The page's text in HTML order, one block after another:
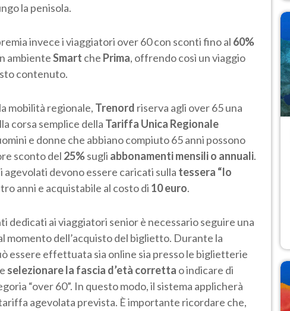
la penisola.
invece i viaggiatori over 60 con sconti fino al 60%
ambienteSmart che Prima, offrendo così un viaggio
contenuto.
mobilità regionale, Trenord riserva agli over 65 una
corsa semplice della Tariffa Unica Regionale
e donne che abbiano compiuto 65 anni possono
sconto del 25%sugli abbonamenti mensili o annuali.
devono essere caricati sulla tessera “Io
anni e acquistabile al costo di 10 euro.
dedicati ai viaggiatori senior è necessario seguire una
momento dell’acquisto del biglietto. Durante la
essere effettuata sia online sia presso le biglietterie
selezionare la fascia d’età corretta o indicare di
“over 60”. In questo modo, il sistema applicherà
agevolata prevista. È importante ricordare che,